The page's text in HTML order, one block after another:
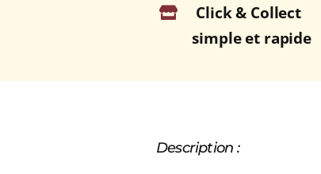
Click & Collect
simple et rapide
Description :